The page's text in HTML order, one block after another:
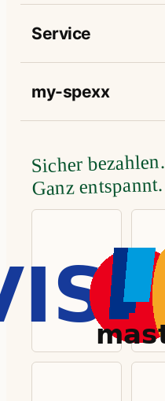
Service
my-spexx
Sicher bezahlen.
Ganz entspannt.